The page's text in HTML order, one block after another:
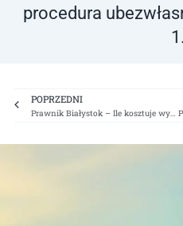
procedura
1.
PrevPOPRZEDNI
Prawnik Białystok – Ile kosztuje wycena nieruchomości przy podziale majątku?